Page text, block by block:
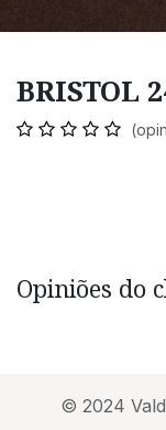
BRISTOL
Opiniões do
© 2024